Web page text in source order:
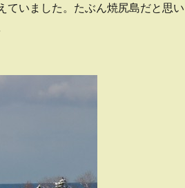
ていました。たぶん焼尻島だと思い